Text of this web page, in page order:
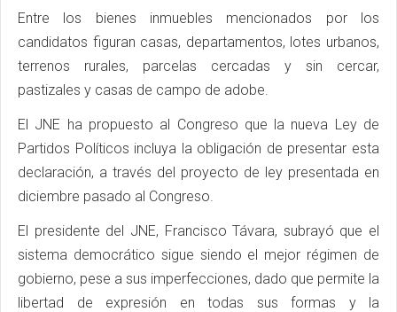
Entre los bienes inmuebles mencionados por los
candidatos figuran casas, departamentos, lotes urbanos,
terrenos rurales, parcelas cercadas y sin cercar,
pastizales y casas de campo de adobe.
El JNE ha propuesto al Congreso que la nueva Ley de
Partidos Políticos incluya la obligación de presentar esta
declaración, a través del proyecto de ley presentada en
diciembre pasado al Congreso.
El presidente del JNE, Francisco Távara, subrayó que el
sistema democrático sigue siendo el mejor régimen de
gobierno, pese a sus imperfecciones, dado que permite la
libertad de expresión en todas sus formas y la